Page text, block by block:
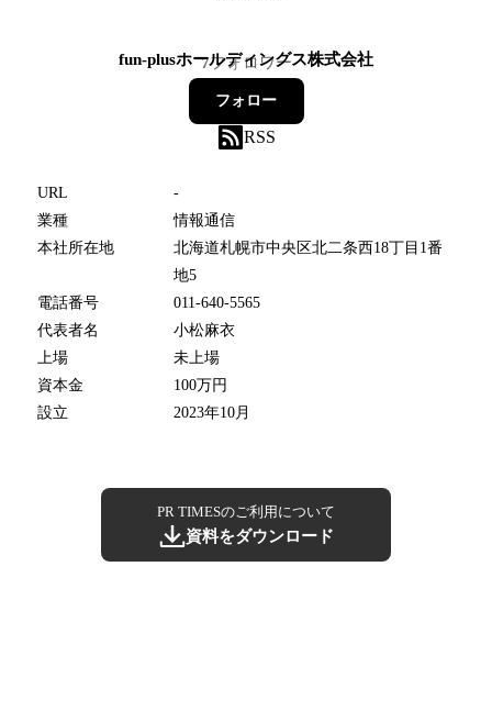
fun-plusホールディングス株式会社
7フォロワー
フォロー
RSS
URL
-
業種
情報通信
本社所在地
北海道札幌市中央区北二条西18丁目1番
地5
電話番号
011-640-5565
代表者名
小松麻衣
上場
未上場
資本金
100万円
設立
2023年10月
PR TIMESのご利用について
資料をダウンロード